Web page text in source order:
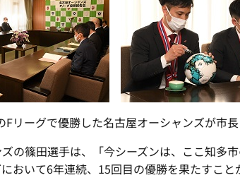
リーグで優勝した名古屋オーシャンズが市長
の篠田選手は、「今シーズンは、ここ知多
おいて6年連続、15回目の優勝を果たすこと